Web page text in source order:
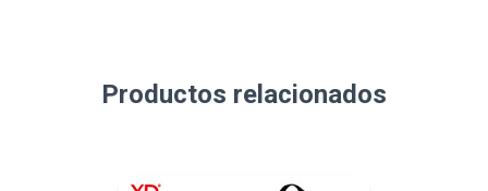
Productos relacionados